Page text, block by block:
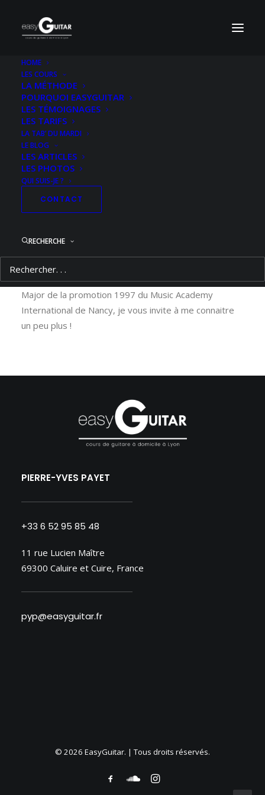
HOME
LES COURS
LA MÉTHODE
POURQUOI EASYGUITAR
LES TÉMOIGNAGES
LES TARIFS
LA TAB’ DU MARDI
LE BLOG
LES ARTICLES
LES PHOTOS
QUI SUIS-JE ?
CONTACT
RECHERCHE
Accueil Qui suis-je ?
Qui je suis ?
Major de la promotion 1997 du Music Academy
International de Nancy, je vous invite à me connaitre
un peu plus !
PIERRE-YVES PAYET
+33 6 52 95 85 48
11 rue Lucien Maître
69300 Caluire et Cuire, France
pyp@easyguitar.fr
© 2026 EasyGuitar. | Tous droits réservés.